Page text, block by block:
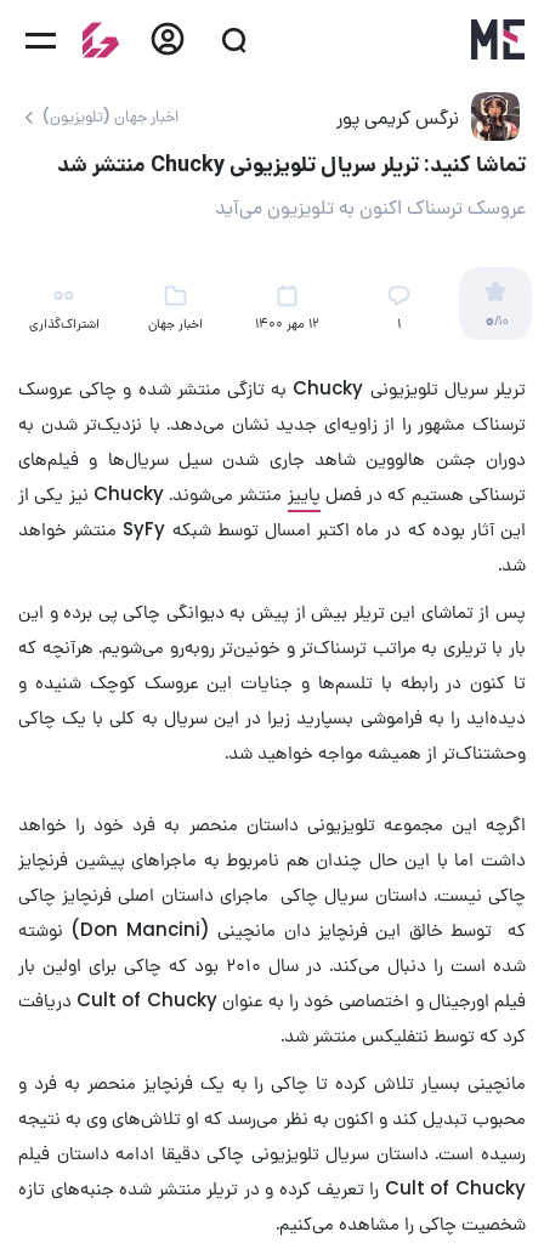
نرگس کریمی پور اخبار جهان (تلویزیون)
تماشا کنید: تریلر سریال تلویزیونی Chucky منتشر شد
عروسک ترسناک اکنون به تلویزیون می‌آید
0/10 ۱ 12 مهر 1400
اخبار جهان
اشتراک‌گذاری
تریلر سریال تلویزیونی Chucky به تازگی منتشر شده و چاکی عروسک
ترسناک مشهور را از زاویه‌ای جدید نشان می‌دهد. با نزدیک‌تر شدن به
دوران جشن هالووین شاهد جاری شدن سیل سریال‌ها و فیلم‌های
ترسناکی هستیم که در فصل پاییز
منتشر می‌شوند. Chucky نیز یکی از
این آثار بوده که در ماه اکتبر امسال توسط شبکه SyFy منتشر خواهد
شد.
پس از تماشای این تریلر بیش از پیش به دیوانگی چاکی پی برده و این
بار با تریلری به مراتب ترسناک‌تر و خونین‌تر روبه‌رو می‌شویم. هرآنچه که
تا کنون در رابطه با تلسم‌ها و جنایات این عروسک کوچک شنیده و
دیده‌اید را به فراموشی بسپارید زیرا در این سریال به کلی با یک چاکی
وحشتناک‌تر از همیشه مواجه خواهید شد.
اگرچه این مجموعه تلویزیونی داستان منحصر به فرد خود را خواهد
داشت اما با این حال چندان هم نامربوط به ماجراهای پیشین فرنچایز
چاکی نیست. داستان سریال چاکی ماجرای داستان اصلی فرنچایز چاکی
که توسط خالق این فرنچایز دان مانچینی (Don Mancini) نوشته
شده است را دنبال می‌کند. در سال ۲۰۱۰ بود که چاکی برای اولین بار
فیلم اورجینال و اختصاصی خود را به عنوان Cult of Chucky دریافت
کرد که توسط نتفلیکس منتشر شد.
مانچینی بسیار تلاش کرده تا چاکی را به یک فرنچایز منحصر به فرد و
محبوب تبدیل کند و اکنون به نظر می‌رسد که او تلاش‌های وی به نتیجه
رسیده است. داستان سریال تلویزیونی چاکی دقیقا ادامه داستان فیلم
Cult of Chucky را تعریف کرده و در تریلر منتشر شده جنبه‌های تازه
شخصیت چاکی را مشاهده می‌کنیم.